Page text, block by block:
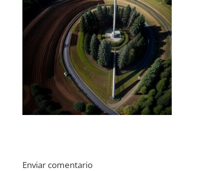
Enviar comentario